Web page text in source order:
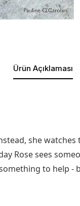
Ürün Açıklaması
she
Rose sees
to help -